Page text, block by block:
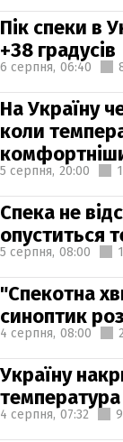
Пік спеки в
+38 градусів
6 серпня, 06:40
На Україну
коли
5 серпня, 20:00
Спека не
опуститься
5 серпня, 08:00
"Спекотна
синоптик
4 серпня, 08:00
Україну
температура
4 серпня, 07:32